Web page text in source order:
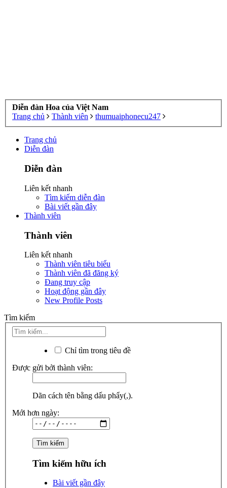
Diễn đàn Hoa của Việt Nam
Trang chủ
Thành viên thumuaiphonecu247
Trang chủ
Diễn đàn
Diễn đàn
Liên kết nhanh
Tìm kiếm diễn đàn
Bài viết gần đây
Thành viên
Thành viên
Liên kết nhanh
Thành viên tiêu biểu
Thành viên đã đăng ký
Đang truy cập
Hoạt động gần đây
New Profile Posts
Tìm kiếm
Chỉ tìm trong tiêu đề
Được gửi bởi thành viên:
Dãn cách tên bằng dấu phẩy(,).
Mới hơn ngày:
Tìm kiếm hữu ích
Bài viết gần đây